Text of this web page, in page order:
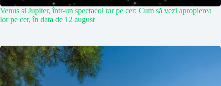
Venus și Jupiter, într-un spectacol rar pe cer: Cum să vezi apropierea
lor pe cer, în data de 12 august